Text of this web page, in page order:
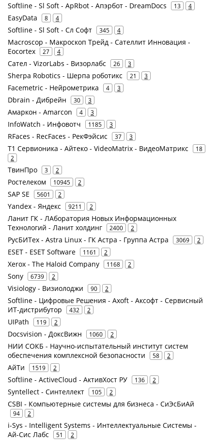
Softline - Sl Soft - ApRbot - Апэрбот - DreamDocs 13 4
EasyData 8 4
Softline - Sl Soft - Сл Софт 345 4
Macroscop - Макроскоп Трейд - Сателлит Инновация -
Eocortex
27 4
Сател - VizorLabs - Визорлабс 26 3
Sherpa Robotics - Шерпа роботикс 21 3
Facemetric - Нейрометрика 4 3
Dbrain - Дибрейн 30 3
Амаркон - Amarcon 4 3
InfoWatch - Инфовотч 1185 3
RFaces - RecFaces - РекФэйсис 37 3
Т1 Сервионика - Айтеко - VideoMatrix - ВидеоМатрикс
18
2
ТвинПро 3 2
Ростелеком 10945 2
SAP SE 5601 2
Yandex - Яндекс 9211 2
Ланит ГК - ЛАборатория Новых Информационных
Технологий - Ланит холдинг
2400 2
РусБИТех - Astra Linux - ГК Астра - Группа Астра 3069 2
ESET - ESET Software 1161 2
Xerox - The Haloid Company 1168 2
Sony 6739 2
Visiology - Визиолоджи 90 2
Softline - Цифровые Решения - Axoft - Аксофт - Сервисный
ИТ-дистрибутор
432 2
UIPath 119 2
Docsvision - ДоксВижн 1060 2
НИИ СОКБ - Научно-испытательный институт систем
обеспечения комплексной безопасности
58 2
АйТи 1519 2
Softline - ActiveCloud - АктивХост РУ 136 2
Syntellect - Синтеллект 105 2
CSBI - Компьютерные системы для бизнеса - СиЭсБиАй
94 2
i-Sys - Intelligent Systems - Интеллектуальные Системы -
Ай-Сис Лабс
51 2